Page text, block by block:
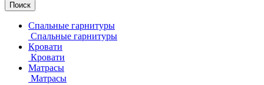
Спальные гарнитуры
Спальные гарнитуры
Кровати
Кровати
Матрасы
Матрасы